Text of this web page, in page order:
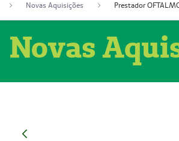
Novas Aquisições
Novas